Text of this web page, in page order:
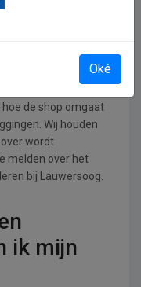
hoe de shop omgaat
Wij houden
wordt
melden over het
bij Lauwersoog.
ik mijn
Oké